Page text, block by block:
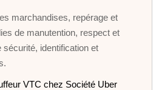
marchandises, repérage et
de manutention, respect et
identification et
VTC chez Société Uber